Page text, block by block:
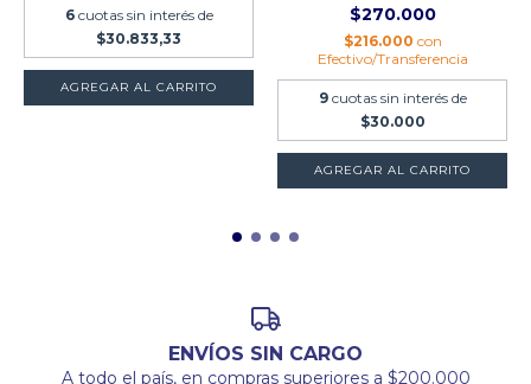
6 cuotas sin interés de
$30.833,33
$270.000
$216.000 con
Efectivo/Transferencia
9 cuotas sin interés de
$30.000
ENVÍOS SIN CARGO
A todo el país, en compras superiores a $200.000